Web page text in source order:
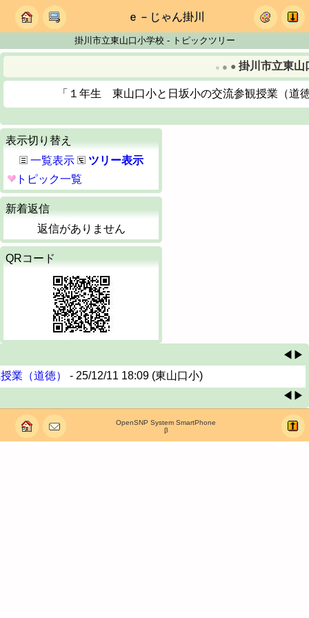
ｅ－じゃん掛川
掛川市立東山口小学校 - トピックツリー
● ● ● 掛川市立東
「１年生 東山口小と日坂小の交流参観授業（道
表示切り替え
一覧表示
ツリー表示
トピック一覧
新着返信
返信がありません
QRコード
◀ ▶
業（道徳）
- 25/12/11 18:09 (東山口小)
◀ ▶
OpenSNP System SmartPhone
β